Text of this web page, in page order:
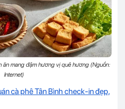
ăn mang đậm hương vị quê hương (Nguồn:
Internet)
cà phê Tân Bình check-in đẹp,